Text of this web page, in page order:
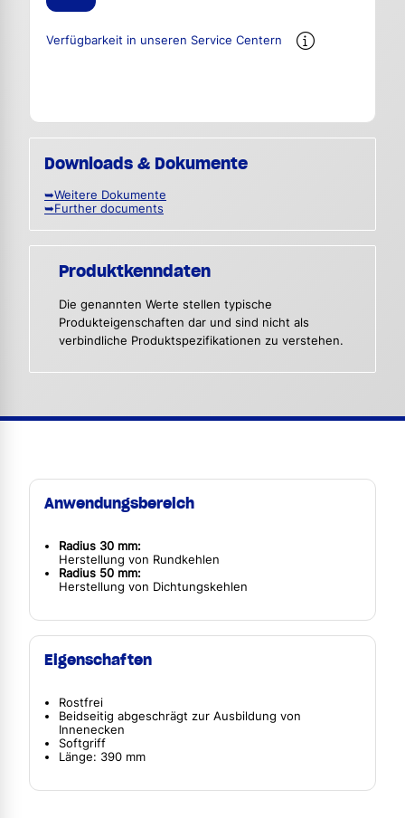
Verfügbarkeit in unseren Service Centern
Downloads & Dokumente
➥Weitere Dokumente
➥Further documents
Produktkenndaten
Die genannten Werte stellen typische
Produkteigenschaften dar und sind nicht als
verbindliche Produktspezifikationen zu verstehen.
Anwendungsbereich
Radius 30 mm:
Herstellung von Rundkehlen
Radius 50 mm:
Herstellung von Dichtungskehlen
Eigenschaften
Rostfrei
Beidseitig abgeschrägt zur Ausbildung von
Innenecken
Softgriff
Länge: 390 mm